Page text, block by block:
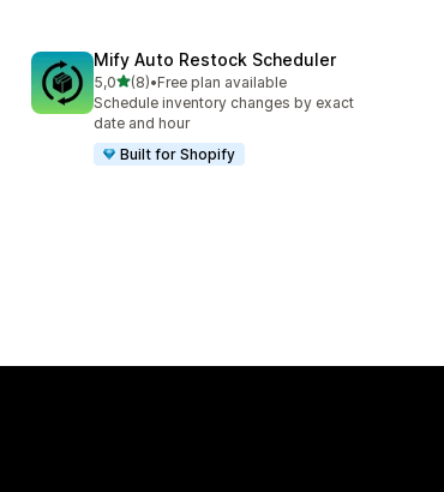
Mify Auto Restock Scheduler
5,0av 5 stjerner
(8)
Totalt 8 omtaler
•Free plan available
Schedule inventory changes by exact
date and hour
Built for Shopify